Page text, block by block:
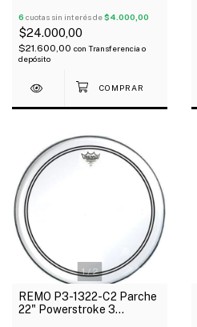
6 cuotas sin interés de$4.000,00
$24.000,00
$21.600,00 con Transferencia o
depósito
1/2
REMO P3-1322-C2 Parche
22" Powerstroke 3